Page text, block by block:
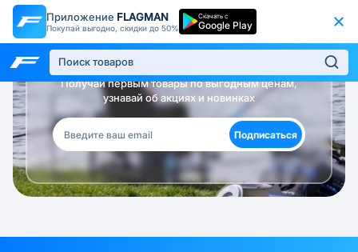
Приложение FLAGMAN
Покупай выгодно, скидки до 50%
Скачать с
Google Play
Будь в курсе!
Получай первым товары по выгодным ценам,
узнавай об акциях и новинках
Подписаться